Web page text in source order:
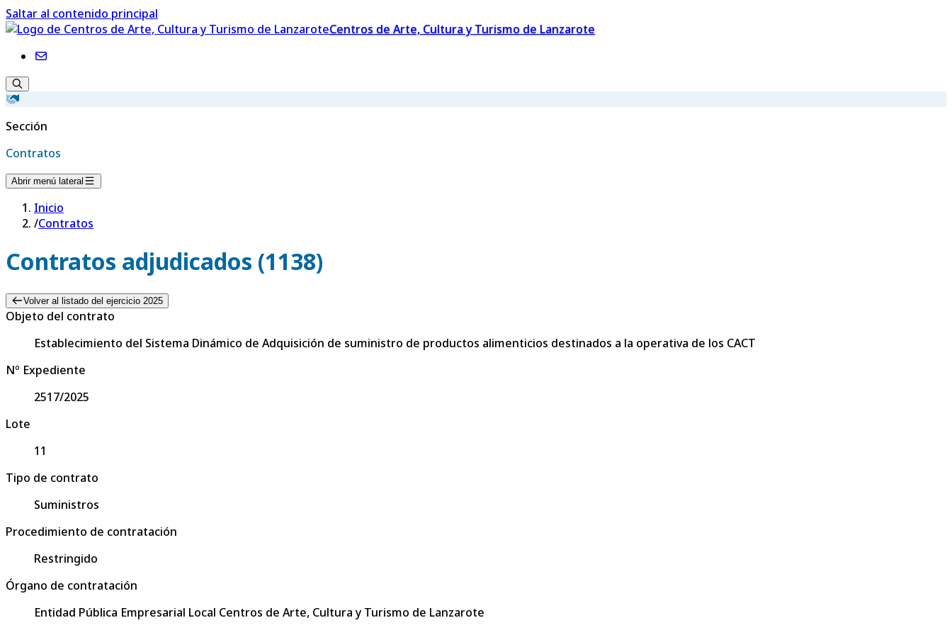
Saltar al contenido principal
Centros de Arte, Cultura y Turismo de Lanzarote
Sección
Contratos
Abrir menú lateral
Inicio
/Contratos
Contratos adjudicados (1138)
Volver al listado del ejercicio 2025
Objeto del contrato
Establecimiento del Sistema Dinámico de Adquisición de suministro de productos alimenticios destinados a la operativa de los CACT
Nº Expediente
2517/2025
Lote
11
Tipo de contrato
Suministros
Procedimiento de contratación
Restringido
Órgano de contratación
Entidad Pública Empresarial Local Centros de Arte, Cultura y Turismo de Lanzarote